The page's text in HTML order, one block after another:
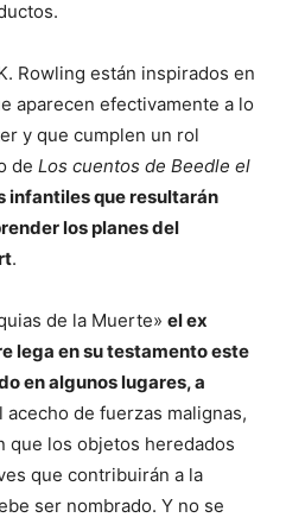
Rowling están inspirados en
aparecen efectivamente a lo
y que cumplen un rol
de Los cuentos de Beedle el
infantiles que resultarán
los planes del
.
de la Muerte» el ex
lega en su testamento este
en algunos lugares, a
acecho de fuerzas malignas,
que los objetos heredados
que contribuirán a la
ser nombrado. Y no se